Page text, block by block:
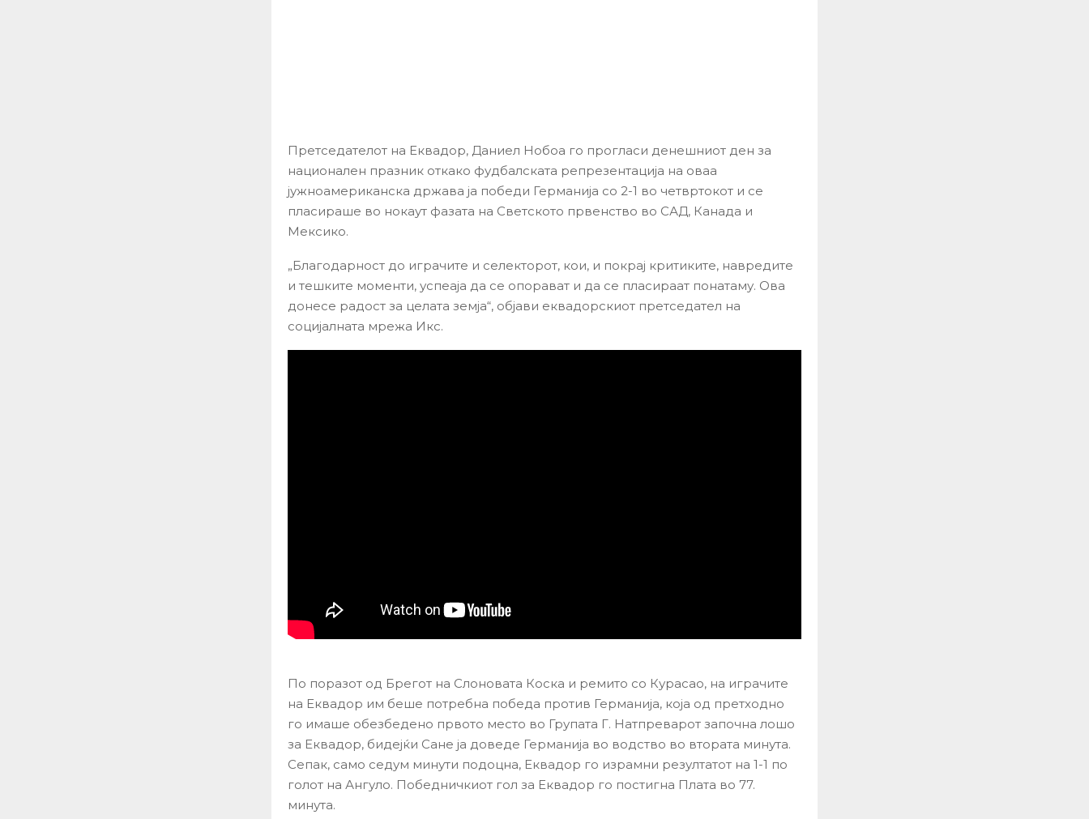
Претседателот на Еквадор, Даниел Нобоа го прогласи денешниот ден за
национален празник откако фудбалската репрезентација на оваа
јужноамериканска држава ја победи Германија со 2-1 во четвртокот и се
пласираше во нокаут фазата на Светското првенство во САД, Канада и
Мексико.
„Благодарност до играчите и селекторот, кои, и покрај критиките, навредите
и тешките моменти, успеаја да се опорават и да се пласираат понатаму. Ова
донесе радост за целата земја“, објави еквадорскиот претседател на
социјалната мрежа Икс.
По поразот од Брегот на Слоновата Коска и ремито со Курасао, на играчите
на Еквадор им беше потребна победа против Германија, која од претходно
го имаше обезбедено првото место во Групата Г. Натпреварот започна лошо
за Еквадор, бидејќи Сане ја доведе Германија во водство во втората минута.
Сепак, само седум минути подоцна, Еквадор го израмни резултатот на 1-1 по
голот на Ангуло. Победничкиот гол за Еквадор го постигна Плата во 77.
минута.